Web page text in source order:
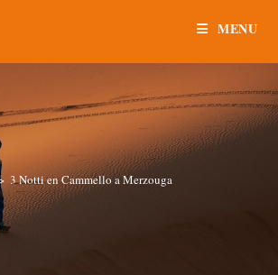
MENU
3 Notti en Cammello a Merzouga